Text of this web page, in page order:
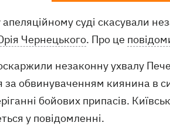
суді скасували
Чернецького. Про це
незаконну ухвалу
обвинуваченням киянина в
бойових припасів.
у повідомленні.